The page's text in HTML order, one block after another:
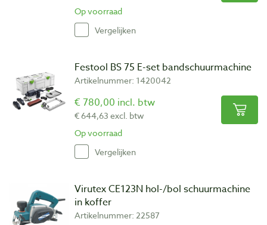
Op voorraad
Vergelijken
Festool BS 75 E-set bandschuurmachine
Artikelnummer: 1420042
€ 780,00 incl. btw
€ 644,63 excl. btw
Op voorraad
Vergelijken
Virutex CE123N hol-/bol schuurmachine
in koffer
Artikelnummer: 22587